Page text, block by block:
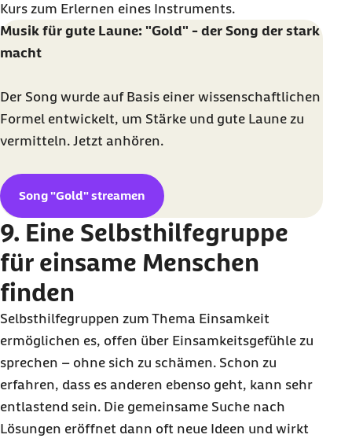
Kurs zum Erlernen eines Instruments.
Musik für gute Laune: "Gold" - der Song der stark
macht
Der Song wurde auf Basis einer wissenschaftlichen
Formel entwickelt, um Stärke und gute Laune zu
vermitteln. Jetzt anhören.
Song "Gold" streamen
9. Eine Selbsthilfegruppe
für einsame Menschen
finden
Selbsthilfegruppen zum Thema Einsamkeit
ermöglichen es, offen über Einsamkeitsgefühle zu
sprechen – ohne sich zu schämen. Schon zu
erfahren, dass es anderen ebenso geht, kann sehr
entlastend sein. Die gemeinsame Suche nach
Lösungen eröffnet dann oft neue Ideen und wirkt